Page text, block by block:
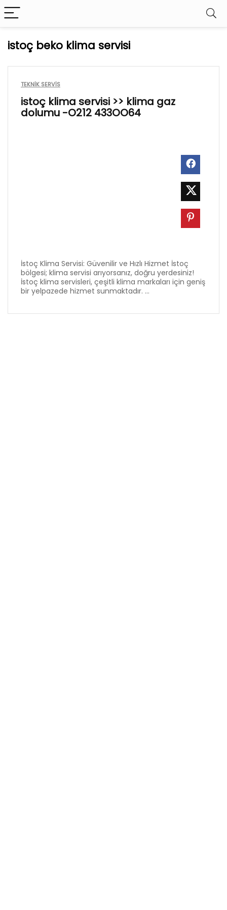
istoç beko klima servisi
TEKNIK SERVIS
istoç klima servisi >> klima gaz
dolumu -O212 433OO64
İstoç Klima Servisi: Güvenilir ve Hızlı Hizmet İstoç
bölgesi; klima servisi arıyorsanız, doğru yerdesiniz!
İstoç klima servisleri, çeşitli klima markaları için geniş
bir yelpazede hizmet sunmaktadır. ...